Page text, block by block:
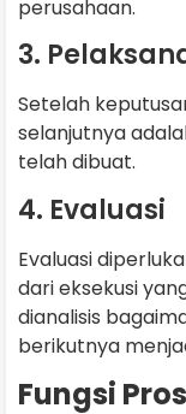
perusahaan.
3.
Setelah
selanjutnya
telah dibuat.
4. Evaluasi
Evaluasi
dari eksekusi
dianalisis
berikutnya
Fungsi